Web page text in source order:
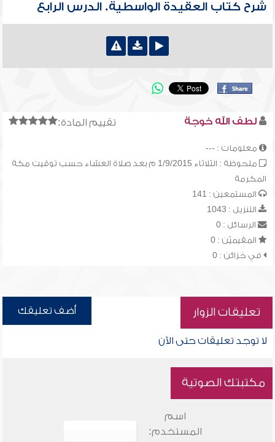
شرح كتاب العقيدة الواسطية. الدرس الرابع
تقييم المادة: لطف الله خوجة
معلومات : ---
ملحوظة : الثلاثاء 1/9/2015 م بعد صلاة العشاء حسب توقيت مكة
المكرمة
المستمعين : 141
التنزيل : 1043
الرسائل : 0
المقيميّن : 0
في خزائن : 0
تعليقات الزوار أضف تعليقك
لا توجد تعليقات حتى الآن
مكتبتك الصوتية
اسم
المستخدم: